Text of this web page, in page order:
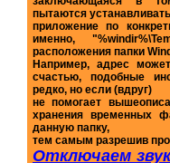
пытаются устанавливать
приложение по
именно,
расположения папки
Например, адрес
счастью, подобные
редко, но если (вдруг)
не помогает
хранения временных
данную папку,
тем самым разрешив
Отключаем